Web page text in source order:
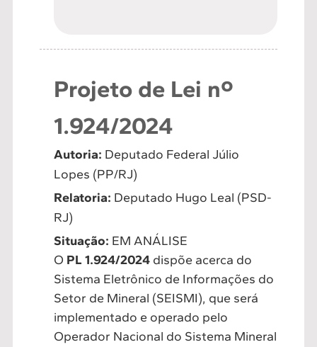
Projeto de Lei nº
1.924/2024
Autoria: Deputado Federal Júlio
Lopes (PP/RJ)
Relatoria: Deputado Hugo Leal (PSD-
RJ)
Situação: EM ANÁLISE
O PL 1.924/2024 dispõe acerca do
Sistema Eletrônico de Informações do
Setor de Mineral (SEISMI), que será
implementado e operado pelo
Operador Nacional do Sistema Mineral